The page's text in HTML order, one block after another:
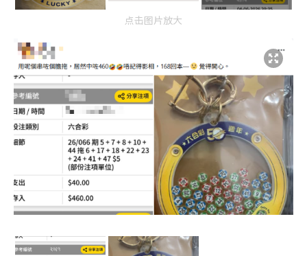
点击图片放大